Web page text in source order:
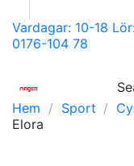
Vardagar: 10-18
0176-104 78
Hem
Sport
Elora